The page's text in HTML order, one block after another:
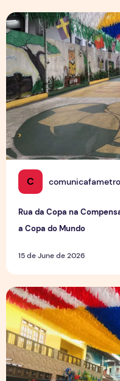
C comunicafametro
Rua da Copa na
a Copa do Mundo
15 de June de 2026
Rua da Copa na
O povo brasileiro e o